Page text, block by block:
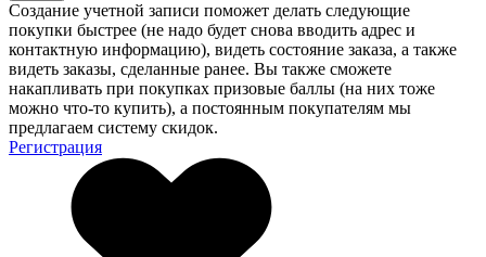
Создание учетной записи поможет делать следующие
покупки быстрее (не надо будет снова вводить адрес и
контактную информацию), видеть состояние заказа, а также
видеть заказы, сделанные ранее. Вы также сможете
накапливать при покупках призовые баллы (на них тоже
можно что-то купить), а постоянным покупателям мы
предлагаем систему скидок.
Регистрация